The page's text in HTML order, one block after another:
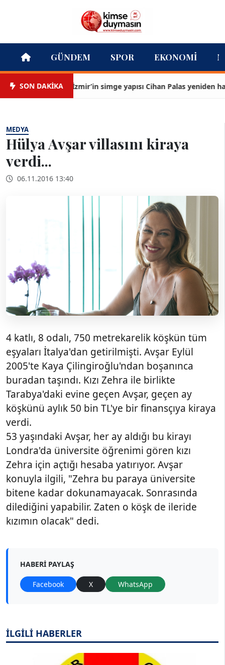
GÜNDEM SPOR EKONOMI
SON DAKİKAİzmir’in simge yapısı Cihan Palas yeniden
MEDYA
Hülya Avşar villasını kiraya
verdi...
06.11.2016 13:40
4 katlı, 8 odalı, 750 metrekarelik köşkün tüm
eşyaları İtalya'dan getirilmişti. Avşar Eylül
2005'te Kaya Çilingiroğlu'ndan boşanınca
buradan taşındı. Kızı Zehra ile birlikte
Tarabya'daki evine geçen Avşar, geçen ay
köşkünü aylık 50 bin TL'ye bir finansçıya kiraya
verdi.
53 yaşındaki Avşar, her ay aldığı bu kirayı
Londra'da üniversite öğrenimi gören kızı
Zehra için açtığı hesaba yatırıyor. Avşar
konuyla ilgili, "Zehra bu paraya üniversite
bitene kadar dokunamayacak. Sonrasında
dilediğini yapabilir. Zaten o köşk de ileride
kızımın olacak" dedi.
HABERI PAYLAŞ
Facebook X WhatsApp
İLGİLİ HABERLER